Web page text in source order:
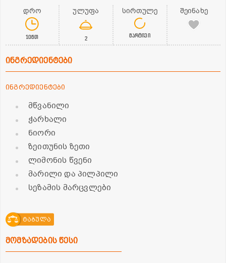
დრო
10წთ
ულუფა
2
სირთულე
მარტივი
შეინახე
ინგრედიენტები
ინგრედიენტები
მწვანილი
ჭარხალი
ნიორი
ზეითუნის ზეთი
ლიმონის წვენი
მარილი და პილპილი
სეზამის მარცვლები
ტაბულა
მომზადების წესი